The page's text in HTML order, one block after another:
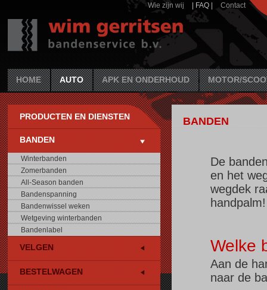
Wie zijn wij | FAQ | Contact
HOME AUTO APK EN ONDERHOUD MOTOR/
PRODUCTEN EN DIENSTEN
BANDEN
Winterbanden
Zomerbanden
All-Season banden
Bandenspanning
Bandenwissel weken
Wetgeving winterbanden
Bandenlabel
VELGEN
BESTELWAGEN
BANDEN
De
en het
wegdek
handpalm!
Welke
Aan de
naar de